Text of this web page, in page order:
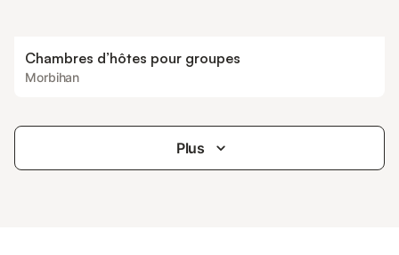
Chambres d’hôtes pour groupes
Morbihan
Plus